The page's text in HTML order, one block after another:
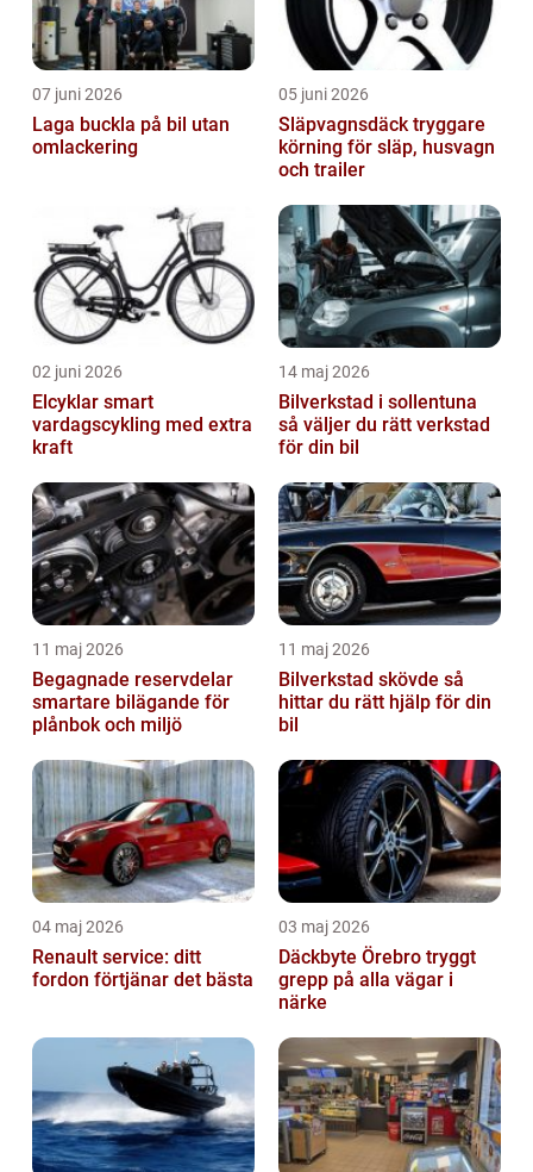
07 juni 2026
Laga buckla på bil utan
omlackering
05 juni 2026
Släpvagnsdäck tryggare
körning för släp, husvagn
och trailer
02 juni 2026
Elcyklar smart
vardagscykling med extra
kraft
14 maj 2026
Bilverkstad i sollentuna
så väljer du rätt verkstad
för din bil
11 maj 2026
Begagnade reservdelar
smartare bilägande för
plånbok och miljö
11 maj 2026
Bilverkstad skövde så
hittar du rätt hjälp för din
bil
04 maj 2026
Renault service: ditt
fordon förtjänar det bästa
03 maj 2026
Däckbyte Örebro tryggt
grepp på alla vägar i
närke